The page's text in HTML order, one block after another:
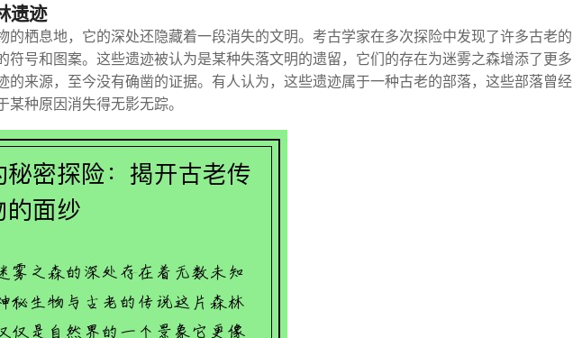
遗迹
的栖息地，它的深处还隐藏着一段消失的文明。考古学家在多次探险中发现了许多古老的
符号和图案。这些遗迹被认为是某种失落文明的遗留，它们的存在为迷雾之森增添了更多
的来源，至今没有确凿的证据。有人认为，这些遗迹属于一种古老的部落，这些部落曾经
种原因消失得无影无踪。